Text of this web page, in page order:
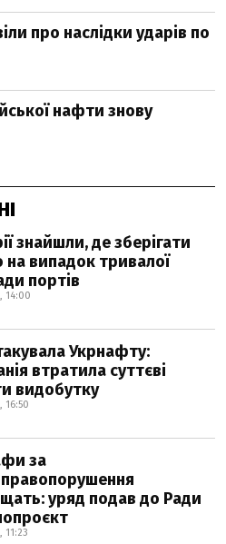
про наслідки ударів по
нафти знову
знайшли, де зберігати
на випадок тривалої
портів
14:00
Укрнафту:
втратила суттєві
видобутку
16:50
за
уряд подав до Ради
11:23